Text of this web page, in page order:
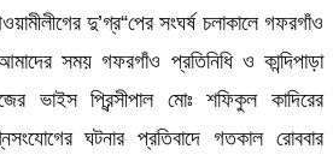
দু’গ্র“পের সংঘর্ষ চলাকালে গফরগাঁও
সময় গফরগাঁও প্রতিনিধি ও কান্দিপাড়া
ভাইস প্রিন্সীপাল মোঃ শফিকুল কাদিরের
ঘটনার প্রতিবাদে গতকাল রোববার